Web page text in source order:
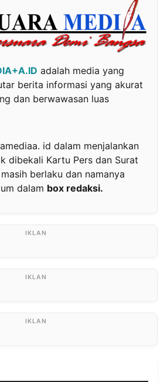
adalah media yang
berita informasi yang akurat
dan berwawasan luas
id dalam menjalankan
dibekali Kartu Pers dan Surat
berlaku dan namanya
dalam box redaksi.